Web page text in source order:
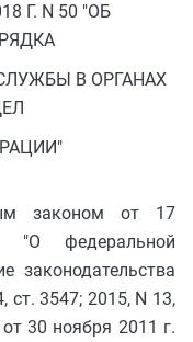
Г. N 50 "ОБ
В ОРГАНАХ
законом от 17
федеральной
законодательства
ст. 3547; 2015, N 13,
30 ноября 2011 г.